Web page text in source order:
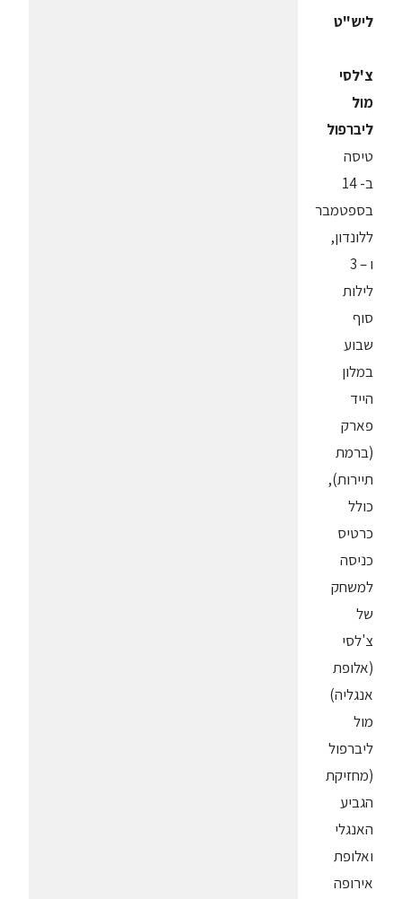
ליש"ט
צ'לסי
מול
ליברפול
טיסה
ב- 14
בספטמבר
ללונדון,
ו – 3
לילות
סוף
שבוע
במלון
הייד
פארק
(ברמת
תיירות),
כולל
כרטיס
כניסה
למשחק
של
צ'לסי
(אלופת
אנגליה)
מול
ליברפול
(מחזיקת
הגביע
האנגלי
ואלופת
אירופה